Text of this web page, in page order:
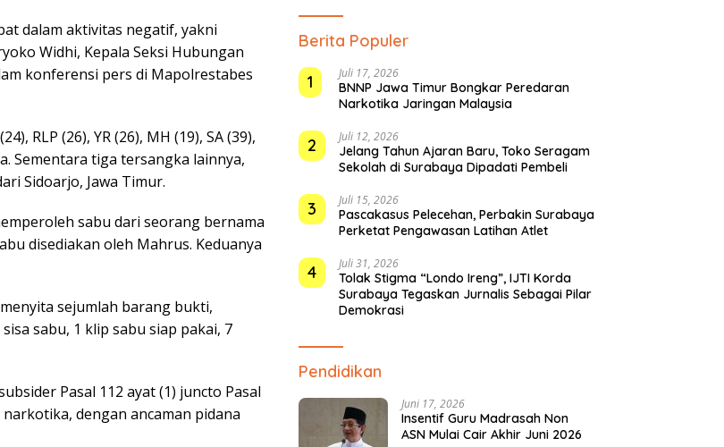
dalam aktivitas negatif, yakni
Widhi, Kepala Seksi Hubungan
konferensi pers di Mapolrestabes
RLP (26), YR (26), MH (19), SA (39),
Sementara tiga tersangka lainnya,
Sidoarjo, Jawa Timur.
sabu dari seorang bernama
disediakan oleh Mahrus. Keduanya
sejumlah barang bukti,
sabu, 1 klip sabu siap pakai, 7
Pasal 112 ayat (1) juncto Pasal
dengan ancaman pidana
Berita Populer
1
Juli 17, 2026
BNNP Jawa Timur Bongkar Peredaran
Narkotika Jaringan Malaysia
2 Juli 12, 2026
Jelang Tahun Ajaran Baru, Toko Seragam
Sekolah di Surabaya Dipadati Pembeli
3 Juli 15, 2026
Pascakasus Pelecehan, Perbakin Surabaya
Perketat Pengawasan Latihan Atlet
4 Juli 31, 2026
Tolak Stigma “Londo Ireng”, IJTI Korda
Surabaya Tegaskan Jurnalis Sebagai Pilar
Demokrasi
Pendidikan
Juni 17, 2026
Insentif Guru Madrasah Non
ASN Mulai Cair Akhir Juni 2026